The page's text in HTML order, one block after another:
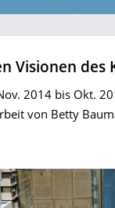
Visionen des
2014 bis Okt.
von Betty